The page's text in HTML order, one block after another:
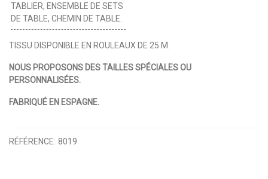
TABLIER, ENSEMBLE DE SETS
DE TABLE, CHEMIN DE TABLE.
TISSU DISPONIBLE EN ROULEAUX DE 25 M.
NOUS PROPOSONS DES TAILLES SPÉCIALES OU
PERSONNALISÉES.
FABRIQUÉ EN ESPAGNE.
RÉFÉRENCE: 8019